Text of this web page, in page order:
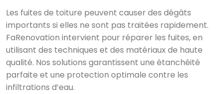
Les fuites de toiture peuvent causer des dégâts
importants si elles ne sont pas traitées rapidement.
FaRenovation intervient pour réparer les fuites, en
utilisant des techniques et des matériaux de haute
qualité. Nos solutions garantissent une étanchéité
parfaite et une protection optimale contre les
infiltrations d’eau.